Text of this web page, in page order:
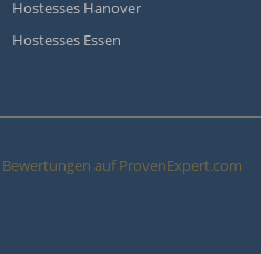
Hostesses Hanover
Hostesses Essen
Bewertungen auf ProvenExpert.com